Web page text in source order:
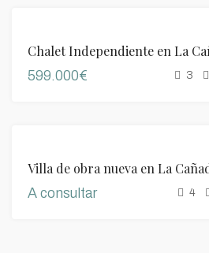
Chalet Independiente en La
599.000€ 3
LUJO
Villa de obra nueva en La
A consultar 4